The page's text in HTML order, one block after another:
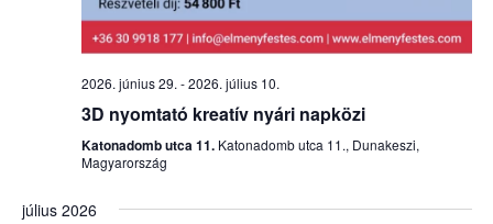
2026. június 29. -2026. július 10.
3D nyomtató kreatív nyári napközi
Katonadomb utca 11. Katonadomb utca 11., Dunakeszi,
Magyarország
július 2026